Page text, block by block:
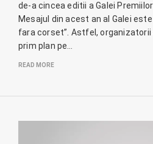
de-a cincea editii a Galei
Mesajul din acest an al Galei
fara corset”. Astfel, organizatorii
prim plan pe…
READ MORE